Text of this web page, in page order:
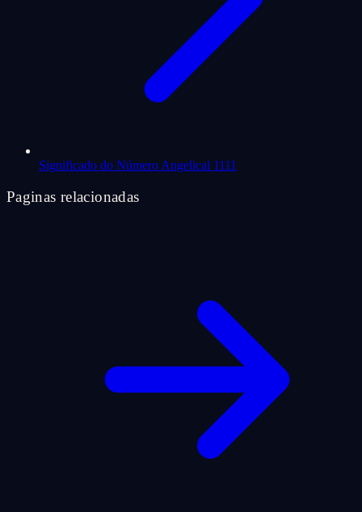
Significado do Número Angelical 1111
Paginas relacionadas